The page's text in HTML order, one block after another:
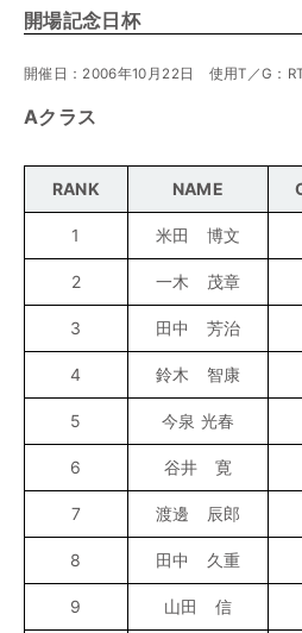
開場記念日杯
開催日：2006年10月22日 使用T／G：
Aクラス
RANK NAME
1 米田 博文
2 一木 茂章
3 田中 芳治
4 鈴木 智康
5 今泉 光春
6 谷井 寛
7 渡邊 辰郎
8 田中 久重
9 山田 信